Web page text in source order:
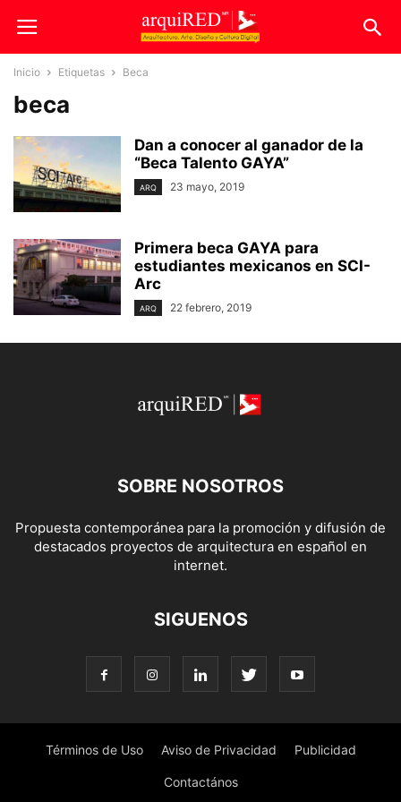
Inicio Etiquetas Beca
beca
Dan a conocer al ganador de la
“Beca Talento GAYA”
ARQ 23 mayo, 2019
Primera beca GAYA para
estudiantes mexicanos en SCI-
Arc
ARQ 22 febrero, 2019
SOBRE NOSOTROS
Propuesta contemporánea para la promoción y difusión de
destacados proyectos de arquitectura en español en
internet.
SIGUENOS
Términos de Uso Aviso de Privacidad Publicidad
Contactános